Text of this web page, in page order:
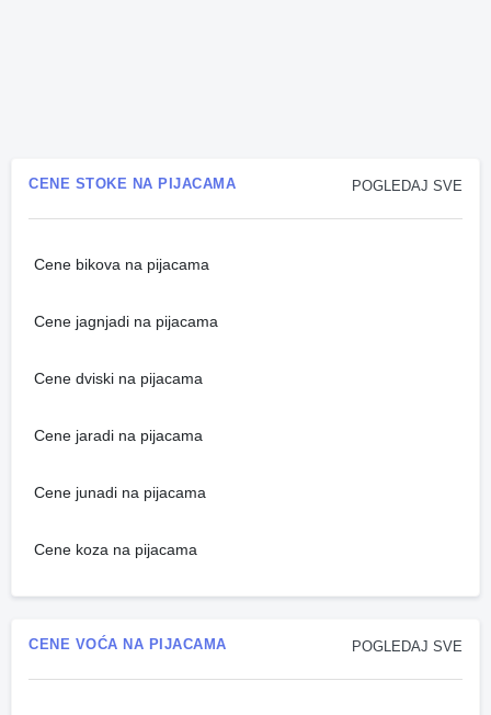
POGLEDAJ SVE
CENE STOKE NA PIJACAMA
Cene bikova na pijacama
Cene jagnjadi na pijacama
Cene dviski na pijacama
Cene jaradi na pijacama
Cene junadi na pijacama
Cene koza na pijacama
POGLEDAJ SVE
CENE VOĆA NA PIJACAMA